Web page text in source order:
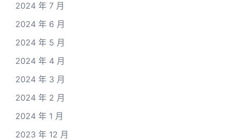
2024 年 7 月
2024 年 6 月
2024 年 5 月
2024 年 4 月
2024 年 3 月
2024 年 2 月
2024 年 1 月
2023 年 12 月